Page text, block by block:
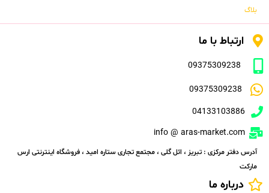
بلاگ
ارتباط با ما
09375309238
09375309238
04133103886
info @ aras-market.com
آدرس دفتر مرکزی : تبریز ، ائل گلی ، مجتمع تجاری ستاره امید ، فروشگاه اینترنتی ارس
مارکت
درباره ما